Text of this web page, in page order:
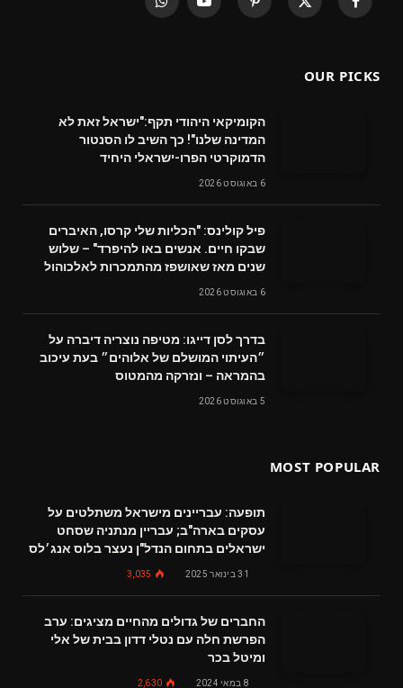
Facebook
X
Pinterest
YouTube
WhatsApp
OUR PICKS
הקומיקאי היהודי תקף:"ישראל זאת לא
המדינה שלנו"! כך השיב לו הסנטור
הדמוקרטי הפרו-ישראלי היחיד
6 באוגוסט 2026
פיל קולינס: "הכליות שלי קרסו, האיברים
שבקו חיים. אנשים באו להיפרד" – שלוש
שנים מאז שאושפז מהתמכרות לאלכוהול
6 באוגוסט 2026
בדרך לסן דייגו: מטיפה נוצריה דיברה על
״העיתוי המושלם של אלוהים״ בעת עיכוב
בהמראה – ונזרקה מהמטוס
5 באוגוסט 2026
MOST POPULAR
תופעה: עבריינים מישראל משתלטים על
עסקים בארה"ב; עבריין מנתניה שסחט
ישראלים בתחום הנדל"ן נעצר בלוס אנג׳לס
31 בינואר 2025 3,035
החברים של גדולים מהחיים מציגים: ערב
הפרשת חלה עם נטלי דדון בבית של אלי
ומיטל בכר
8 במאי 2024 2,630